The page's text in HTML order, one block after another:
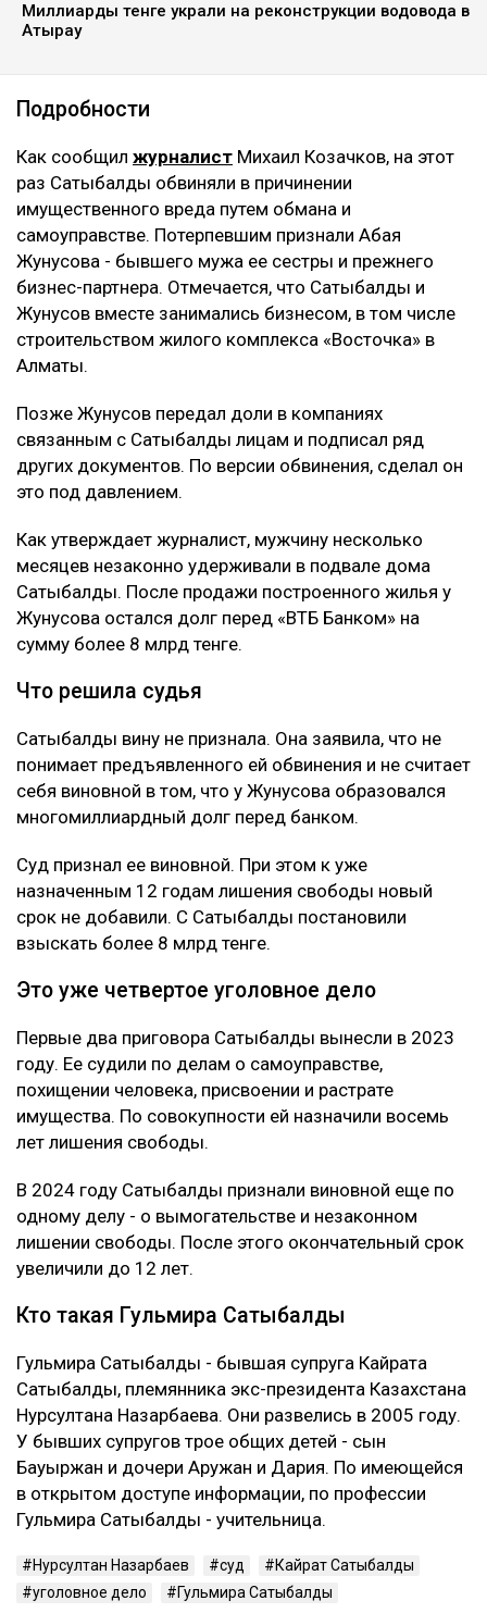
Миллиарды тенге украли на реконструкции водовода в
Атырау
Подробности
Как сообщил журналист Михаил Козачков, на этот
раз Сатыбалды обвиняли в причинении
имущественного вреда путем обмана и
самоуправстве. Потерпевшим признали Абая
Жунусова - бывшего мужа ее сестры и прежнего
бизнес-партнера. Отмечается, что Сатыбалды и
Жунусов вместе занимались бизнесом, в том числе
строительством жилого комплекса «Восточка» в
Алматы.
Позже Жунусов передал доли в компаниях
связанным с Сатыбалды лицам и подписал ряд
других документов. По версии обвинения, сделал он
это под давлением.
Как утверждает журналист, мужчину несколько
месяцев незаконно удерживали в подвале дома
Сатыбалды. После продажи построенного жилья у
Жунусова остался долг перед «ВТБ Банком» на
сумму более 8 млрд тенге.
Что решила судья
Сатыбалды вину не признала. Она заявила, что не
понимает предъявленного ей обвинения и не считает
себя виновной в том, что у Жунусова образовался
многомиллиардный долг перед банком.
Суд признал ее виновной. При этом к уже
назначенным 12 годам лишения свободы новый
срок не добавили. С Сатыбалды постановили
взыскать более 8 млрд тенге.
Это уже четвертое уголовное дело
Первые два приговора Сатыбалды вынесли в 2023
году. Ее судили по делам о самоуправстве,
похищении человека, присвоении и растрате
имущества. По совокупности ей назначили восемь
лет лишения свободы.
В 2024 году Сатыбалды признали виновной еще по
одному делу - о вымогательстве и незаконном
лишении свободы. После этого окончательный срок
увеличили до 12 лет.
Кто такая Гульмира Сатыбалды
Гульмира Сатыбалды - бывшая супруга Кайрата
Сатыбалды, племянника экс-президента Казахстана
Нурсултана Назарбаева. Они развелись в 2005 году.
У бывших супругов трое общих детей - сын
Бауыржан и дочери Аружан и Дария. По имеющейся
в открытом доступе информации, по профессии
Гульмира Сатыбалды - учительница.
Нурсултан Назарбаев суд
Кайрат Сатыбалды
уголовное дело
Гульмира Сатыбалды